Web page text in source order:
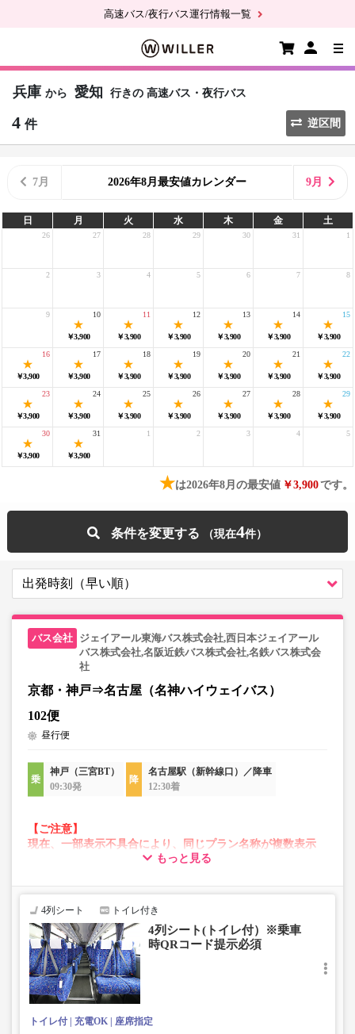
高速バス/夜行バス運行情報一覧
兵庫 から 愛知 行きの 高速バス・夜行バス
4 件 逆区間
7月 2026年8月最安値カレンダー 9月
日 月 火 水 木 金 土
26 27 28 29 30 31 1
2 3 4 5 6 7 8
9
￥3,900
10
￥3,900
11
￥3,900
12
￥3,900
13
￥3,900
14
￥3,900
15
￥3,900
16
￥3,900
17
￥3,900
18
￥3,900
19
￥3,900
20
￥3,900
21
￥3,900
22
￥3,900
23
￥3,900
24
￥3,900
25
￥3,900
26
￥3,900
27
￥3,900
28
￥3,900
29
￥3,900
30
￥3,900
31 1 2 3 4 5
★は2026年8月の最安値 ￥3,900です。
条件を変更する 4
ジェイアール東海バス株式会社,西日本ジェイアール
バス株式会社,名阪近鉄バス株式会社,名鉄バス株式会
社
京都・神戸⇒名古屋（名神ハイウェイバス）
102便
昼行便
神戸（三宮BT）
09:30発
名古屋駅（新幹線口）／降車
12:30着
【ご注意】
現在、一部表示不具合により、同じプラン名称が複数表示
される場合がございます。
います。
お手数をおかけいたしますが、エラー表示が出た場合は、
たします。
もっと見る
4列シート トイレ付き
4列シート(トイレ付）※乗車
時QRコード提示必須
トイレ付 充電OK 座席指定